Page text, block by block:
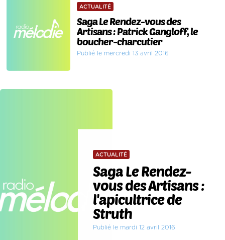
ACTUALITÉ
Saga Le Rendez-vous des
Artisans : Patrick Gangloff, le
boucher-charcutier
Publié le mercredi 13 avril 2016
ACTUALITÉ
Saga Le Rendez-
vous des Artisans :
l'apicultrice de
Struth
Publié le mardi 12 avril 2016